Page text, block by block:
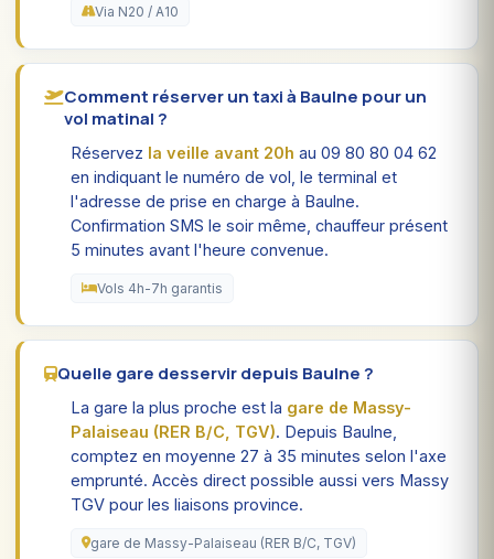
Via N20 / A10
Comment réserver un taxi à Baulne pour un
vol matinal ?
Réservez la veille avant 20h au 09 80 80 04 62
en indiquant le numéro de vol, le terminal et
l'adresse de prise en charge à Baulne.
Confirmation SMS le soir même, chauffeur présent
5 minutes avant l'heure convenue.
Vols 4h-7h garantis
Quelle gare desservir depuis Baulne ?
La gare la plus proche est la gare de Massy-
Palaiseau (RER B/C, TGV). Depuis Baulne,
comptez en moyenne 27 à 35 minutes selon l'axe
emprunté. Accès direct possible aussi vers Massy
TGV pour les liaisons province.
gare de Massy-Palaiseau (RER B/C, TGV)